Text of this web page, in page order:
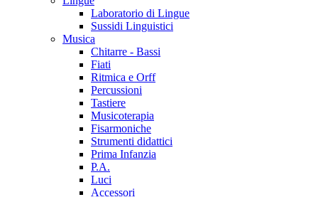
Laboratorio di Lingue
Sussidi Linguistici
Musica
Chitarre - Bassi
Fiati
Ritmica e Orff
Percussioni
Tastiere
Musicoterapia
Fisarmoniche
Strumenti didattici
Prima Infanzia
P.A.
Luci
Accessori